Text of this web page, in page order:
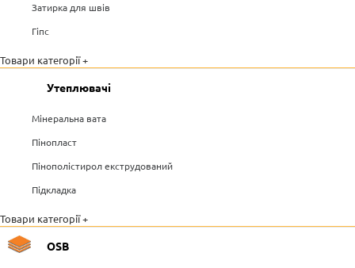
Затирка для швів
Гіпс
Товари категорії +
Утеплювачі
Мінеральна вата
Пінопласт
Пінополістирол екструдований
Підкладка
Товари категорії +
OSB